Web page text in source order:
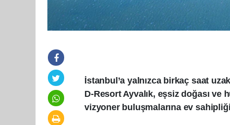
İstanbul’a yalnızca birkaç saat
D-Resort Ayvalık, eşsiz doğası ve
vizyoner buluşmalarına ev